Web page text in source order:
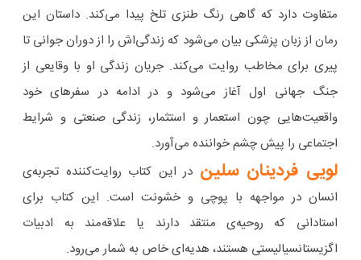
متفاوت دارد که گاهی رنگ طنزی تلخ پیدا می‌کند. داستان این
رمان از زبان پزشکی بیان می‌شود که زندگی‌اش را از دوران جوانی تا
پیری برای مخاطب روایت می‌کند. جریان زندگی او با وقایعی از
جنگ جهانی اول آغاز می‌شود و در ادامه در سفرهای خود
واقعیت‌هایی چون استعمار و استثمار، زندگی صنعتی و شرایط
اجتماعی را پیش چشم خواننده می‌آورد.
لویی فردینان سلین در این کتاب روایت‌کننده تجربه‌ی
انسان در مواجهه با پوچی و خشونت است. این کتاب برای
استادانی که روحیه‌ی منتقد دارند یا علاقه‌مند به ادبیات
اگزیستانسیالیستی هستند، هدیه‌ای خاص به شمار می‌رود.